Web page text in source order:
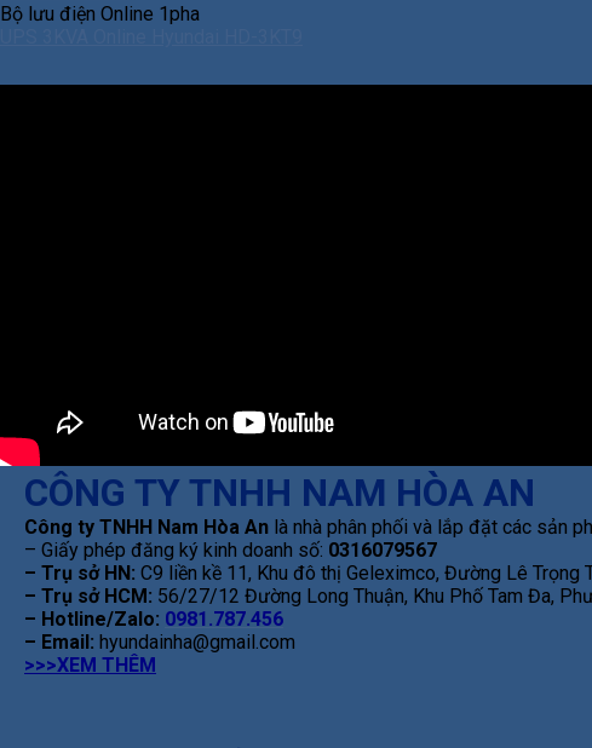
Bộ lưu điện Online 1pha
CÔNG TY TNHH NAM HÒA AN
Công ty TNHH Nam Hòa An là nhà phân phối và lắp đặt các sản
– Giấy phép đăng ký kinh doanh số: 0316079567
– Trụ sở HN: C9 liền kề 11, Khu đô thị Geleximco, Đường Lê Trọng
– Trụ sở HCM: 56/27/12 Đường Long Thuận, Khu Phố Tam Đa,
– Hotline/Zalo: 0981.787.456
– Email: hyundainha@gmail.com
>>>XEM THÊM